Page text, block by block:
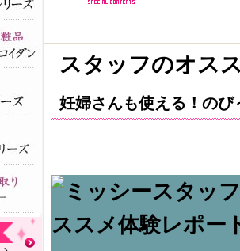
スタッフのオス
妊婦さんも使える！のび